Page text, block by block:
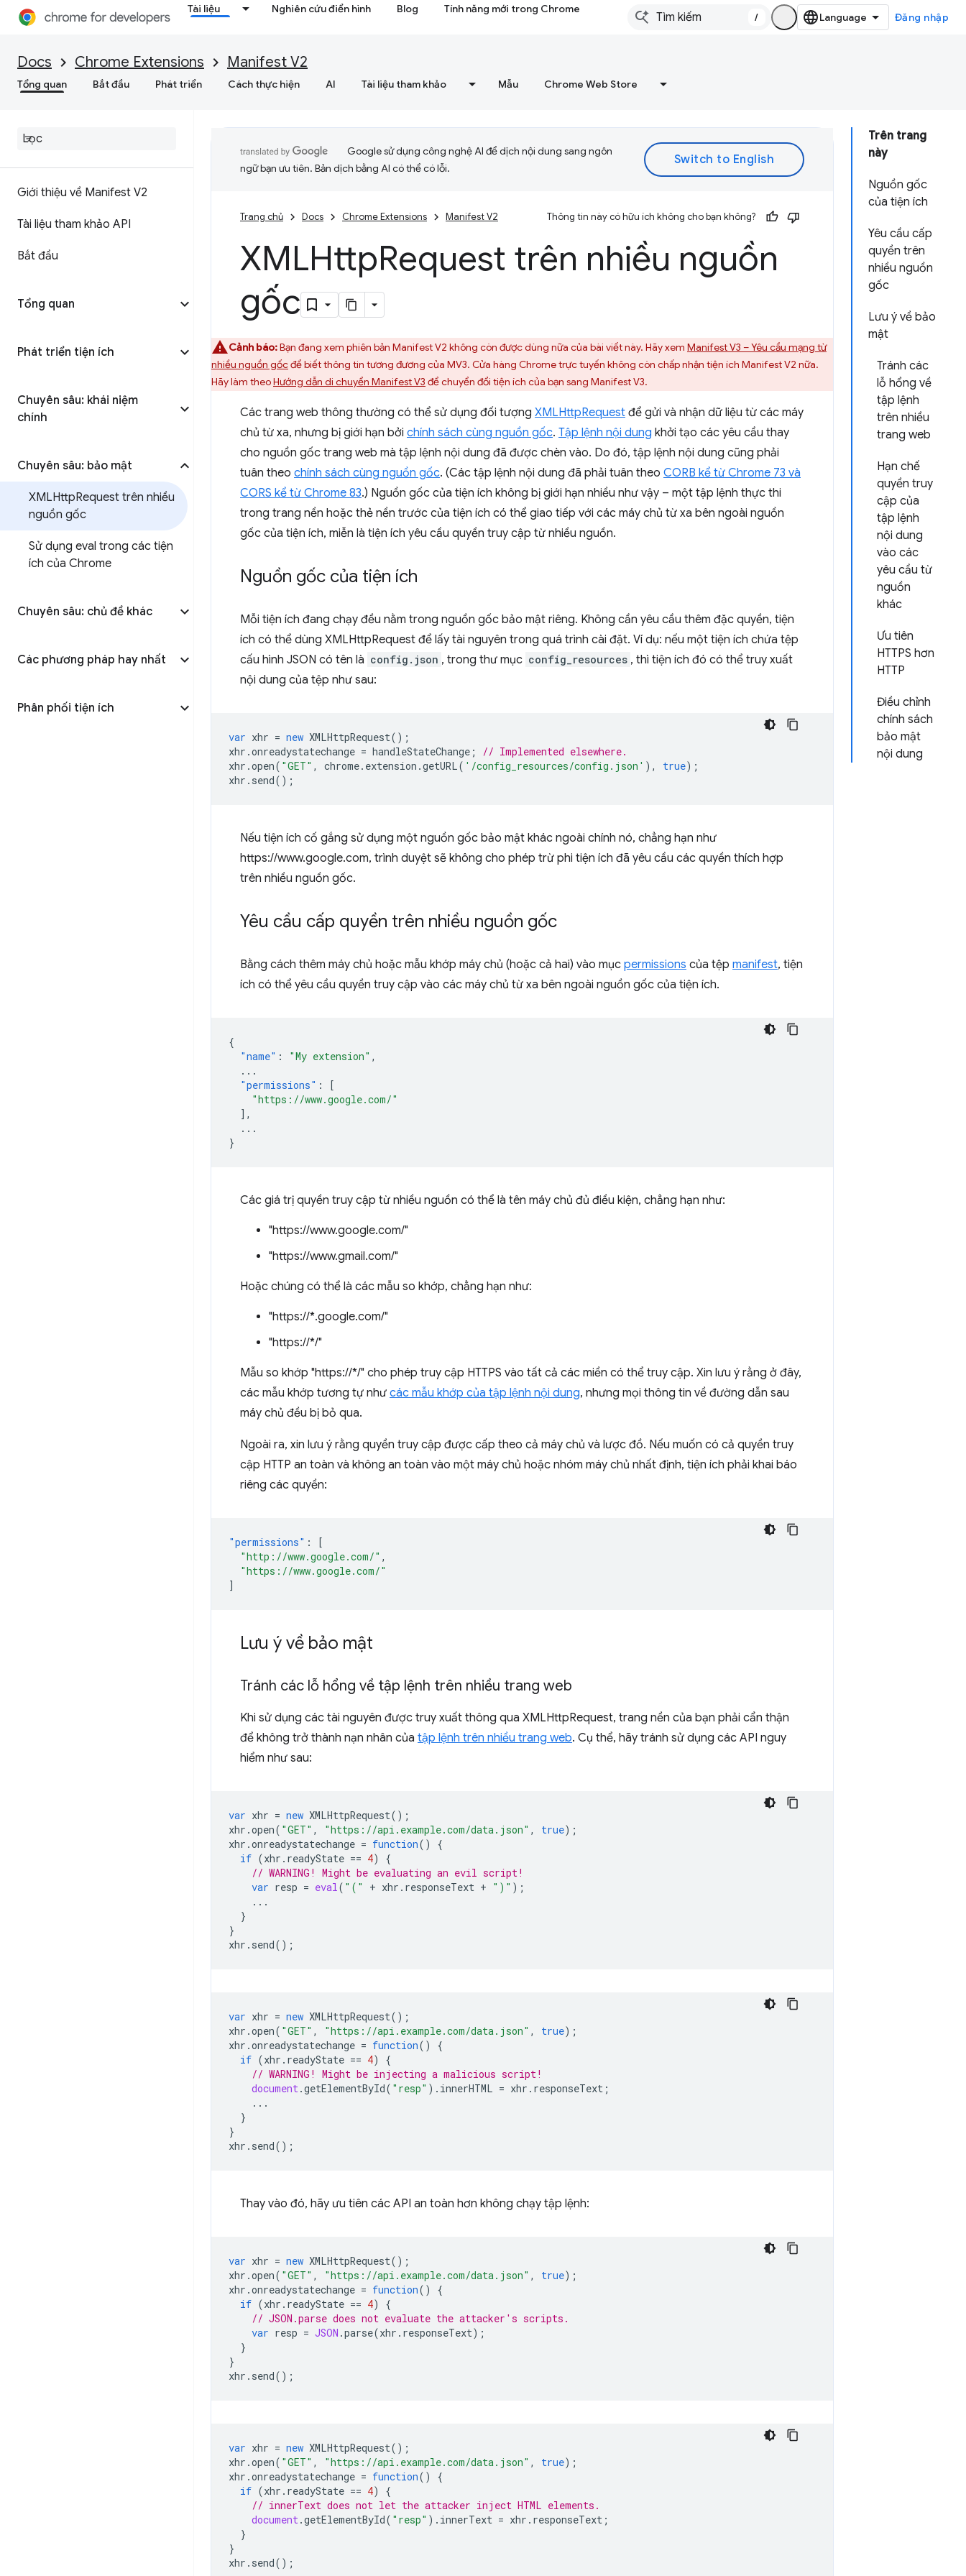
Tài liệu Nghiên cứu điển hình Blog Tính năng mới trong Chrome
/ Đăng nhập
Docs Chrome Extensions Manifest V2
Tổng quan Bắt đầu Phát triển Cách thực hiện AI Tài liệu tham khảo Mẫu Chrome Web Store
Giới thiệu về Manifest V2
Tài liệu tham khảo API
Bắt đầu
Tổng quan
Phát triển tiện ích
Chuyên sâu: khái niệm
chính
Chuyên sâu: bảo mật
XMLHttpRequest trên nhiều
nguồn gốc
Sử dụng eval trong các tiện
ích của Chrome
Chuyên sâu: chủ đề khác
Các phương pháp hay nhất
Phân phối tiện ích
Trên trang
này
Nguồn gốc
của tiện ích
Yêu cầu cấp
quyền trên
nhiều nguồn
gốc
Lưu ý về bảo
mật
Tránh các
lỗ hổng về
tập lệnh
trên nhiều
trang web
Hạn chế
quyền truy
cập của
tập lệnh
nội dung
vào các
yêu cầu từ
nguồn
khác
Ưu tiên
HTTPS hơn
HTTP
Điều chỉnh
chính sách
bảo mật
nội dung
Google sử dụng công nghệ AI để dịch nội dung sang ngôn
ngữ bạn ưu tiên. Bản dịch bằng AI có thể có lỗi.
Trang chủ Docs Chrome Extensions Manifest V2 Thông tin này có hữu ích không cho bạn không?
XMLHttpRequest trên nhiều nguồn
gốc
Cảnh báo:Bạn đang xem phiên bản Manifest V2 không còn được dùng nữa của bài viết này. Hãy xem Manifest V3 – Yêu cầu mạng từ
nhiều nguồn gốcđể biết thông tin tương đương của MV3. Cửa hàng Chrome trực tuyến không còn chấp nhận tiện ích Manifest V2 nữa.
Hãy làm theoHướng dẫn di chuyển Manifest V3 để chuyển đổi tiện ích của bạn sang Manifest V3.
Các trang web thông thường có thể sử dụng đối tượng XMLHttpRequest để gửi và nhận dữ liệu từ các máy
chủ từ xa, nhưng bị giới hạn bởi chính sách cùng nguồn gốc. Tập lệnh nội dung khởi tạo các yêu cầu thay
cho nguồn gốc trang web mà tập lệnh nội dung đã được chèn vào. Do đó, tập lệnh nội dung cũng phải
tuân theo chính sách cùng nguồn gốc. (Các tập lệnh nội dung đã phải tuân theo CORB kể từ Chrome 73 và
CORS kể từ Chrome 83.) Nguồn gốc của tiện ích không bị giới hạn nhiều như vậy – một tập lệnh thực thi
trong trang nền hoặc thẻ nền trước của tiện ích có thể giao tiếp với các máy chủ từ xa bên ngoài nguồn
gốc của tiện ích, miễn là tiện ích yêu cầu quyền truy cập từ nhiều nguồn.
Nguồn gốc của tiện ích
Mỗi tiện ích đang chạy đều nằm trong nguồn gốc bảo mật riêng. Không cần yêu cầu thêm đặc quyền, tiện
ích có thể dùng XMLHttpRequest để lấy tài nguyên trong quá trình cài đặt. Ví dụ: nếu một tiện ích chứa tệp
cấu hình JSON có tên là config.json , trong thư mục config_resources , thì tiện ích đó có thể truy xuất
nội dung của tệp như sau:
var xhr = new XMLHttpRequest();
xhr .onreadystatechange = handleStateChange ;
// Implemented elsewhere.
xhr .open( "GET" , chrome. extension .getURL( '/config_resources/config.json' ), true);
xhr . send();
Nếu tiện ích cố gắng sử dụng một nguồn gốc bảo mật khác ngoài chính nó, chẳng hạn như
https://www.google.com, trình duyệt sẽ không cho phép trừ phi tiện ích đã yêu cầu các quyền thích hợp
trên nhiều nguồn gốc.
Yêu cầu cấp quyền trên nhiều nguồn gốc
Bằng cách thêm máy chủ hoặc mẫu khớp máy chủ (hoặc cả hai) vào mục permissions của tệp manifest, tiện
ích có thể yêu cầu quyền truy cập vào các máy chủ từ xa bên ngoài nguồn gốc của tiện ích.
{
"name" : "My extension" ,
...
"permissions" :
[
"https://www.google.com/"
],
...
}
Các giá trị quyền truy cập từ nhiều nguồn có thể là tên máy chủ đủ điều kiện, chẳng hạn như:
"https://www.google.com/"
"https://www.gmail.com/"
Hoặc chúng có thể là các mẫu so khớp, chẳng hạn như:
"https://*.google.com/"
"https://*/"
Mẫu so khớp "https://*/" cho phép truy cập HTTPS vào tất cả các miền có thể truy cập. Xin lưu ý rằng ở đây,
các mẫu khớp tương tự như các mẫu khớp của tập lệnh nội dung, nhưng mọi thông tin về đường dẫn sau
máy chủ đều bị bỏ qua.
Ngoài ra, xin lưu ý rằng quyền truy cập được cấp theo cả máy chủ và lược đồ. Nếu muốn có cả quyền truy
cập HTTP an toàn và không an toàn vào một máy chủ hoặc nhóm máy chủ nhất định, tiện ích phải khai báo
riêng các quyền:
"permissions" :
[
"http://www.google.com/" ,
"https://www.google.com/"
]
Lưu ý về bảo mật
Tránh các lỗ hổng về tập lệnh trên nhiều trang web
Khi sử dụng các tài nguyên được truy xuất thông qua XMLHttpRequest, trang nền của bạn phải cẩn thận
để không trở thành nạn nhân của tập lệnh trên nhiều trang web. Cụ thể, hãy tránh sử dụng các API nguy
hiểm như sau:
var xhr = new XMLHttpRequest();
xhr .open( "GET" , "https://api.example.com/data.json" , true);
xhr .onreadystatechange = function()
{
if (xhr . readyState == 4)
{
// WARNING! Might be evaluating an evil script!
var resp = eval( "(" + xhr . responseText + ")" );
...
}
}
xhr . send();
var xhr = new XMLHttpRequest();
xhr .open( "GET" , "https://api.example.com/data.json" , true);
xhr .onreadystatechange = function()
{
if (xhr . readyState == 4)
{
// WARNING! Might be injecting a malicious script!
document.getElementById( "resp" ). innerHTML = xhr . responseText ;
...
}
}
xhr . send();
Thay vào đó, hãy ưu tiên các API an toàn hơn không chạy tập lệnh:
var xhr = new XMLHttpRequest();
xhr .open( "GET" , "https://api.example.com/data.json" , true);
xhr .onreadystatechange = function()
{
if (xhr . readyState == 4)
{
// JSON.parse does not evaluate the attacker's scripts.
var resp = JSON .parse(xhr . responseText);
}
}
xhr . send();
var xhr = new XMLHttpRequest();
xhr .open( "GET" , "https://api.example.com/data.json" , true);
xhr .onreadystatechange = function()
{
if (xhr . readyState == 4)
{
// innerText does not let the attacker inject HTML elements.
document.getElementById( "resp" ). innerText = xhr . responseText ;
}
}
xhr . send();